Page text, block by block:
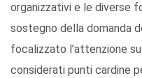
organizzativi e le diverse
sostegno della domanda
focalizzato l’attenzione
considerati punti cardine